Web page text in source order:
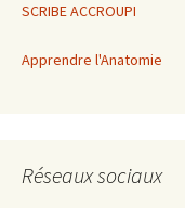
SCRIBE ACCROUPI
Apprendre l'Anatomie
Réseaux sociaux